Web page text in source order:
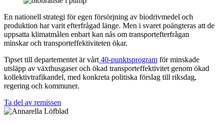
En nationell strategi för egen försörjning av biodrivmedel och
produktion har varit efterfrågad länge. Men i svaret poängteras att de
uppsatta klimatmålen enbart kan nås om transportefterfrågan
minskar och transporteffektiviteten ökar.
Tipset till departementet är vårt 40-punktsprogram för minskade
utsläpp av växthusgaser och ökad transporteffektivitet genom ökad
kollektivtrafikandel, med konkreta politiska förslag till riksdag,
regering och kommuner.
Ta del av remissen